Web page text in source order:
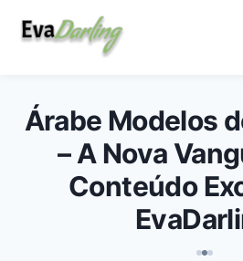
Árabe Modelos
– A Nova
Conteúdo